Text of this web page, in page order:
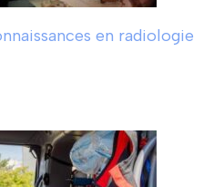
en radiologie